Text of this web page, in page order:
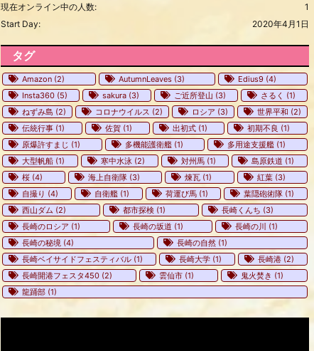
1
現在オンライン中の人数:
2020年4月1日
Start Day:
タグ
Amazon (2) AutumnLeaves(3) Edius9 (4)
Insta360 (5) sakura (3) ご近所登山 (3) さるく (1)
ねずみ島 (2) コロナウイルス (2) ロシア (3) 世界平和 (2)
伝統行事 (1) 佐賀(1) 出初式(1) 初期不良 (1)
原爆許すまじ (1) 多機能護衛艦(1) 多用途支援艦 (1)
大型帆船 (1) 寒中水泳 (2) 対州馬(1) 島原鉄道 (1)
桜 (4) 海上自衛隊(3) 煉瓦 (1) 紅葉(3)
自撮り (4) 自衛艦(1) 荷運び馬(1) 葉隠砲術隊 (1)
西山ダム (2) 都市探検(1) 長崎くんち (3)
長崎のロシア (1) 長崎の坂道 (1) 長崎の川 (1)
長崎の秘境 (4) 長崎の自然 (1)
長崎ベイサイドフェスティバル (1) 長崎大学 (1) 長崎港 (2)
長崎開港フェスタ450 (2) 雲仙市 (1) 鬼火焚き (1)
龍踊部 (1)